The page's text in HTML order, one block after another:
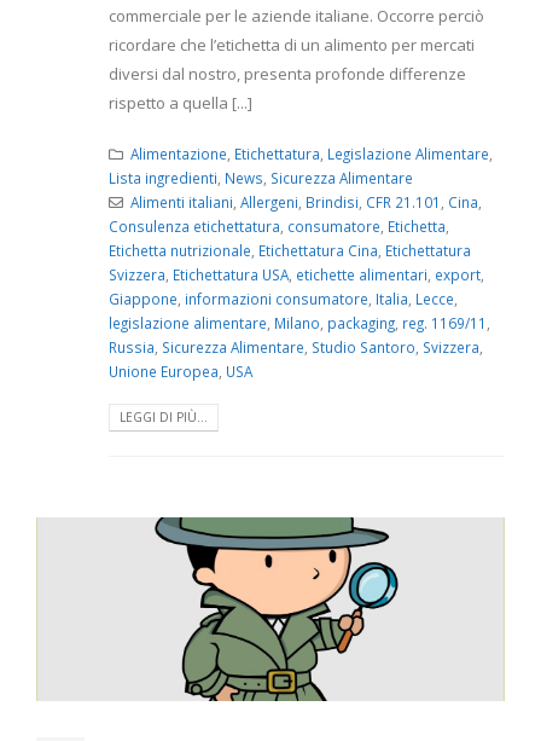
commerciale per le aziende italiane. Occorre perciò
ricordare che l’etichetta di un alimento per mercati
diversi dal nostro, presenta profonde differenze
rispetto a quella [...]
Alimentazione, Etichettatura, Legislazione Alimentare,
Lista ingredienti, News, Sicurezza Alimentare
Alimenti italiani, Allergeni, Brindisi, CFR 21.101 , Cina,
Consulenza etichettatura, consumatore, Etichetta,
Etichetta nutrizionale, Etichettatura Cina, Etichettatura
Svizzera, Etichettatura USA, etichette alimentari, export,
Giappone, informazioni consumatore, Italia, Lecce,
legislazione alimentare, Milano, packaging, reg. 1169/11 ,
Russia, Sicurezza Alimentare, Studio Santoro, Svizzera,
Unione Europea, USA
LEGGI DI PIÙ...